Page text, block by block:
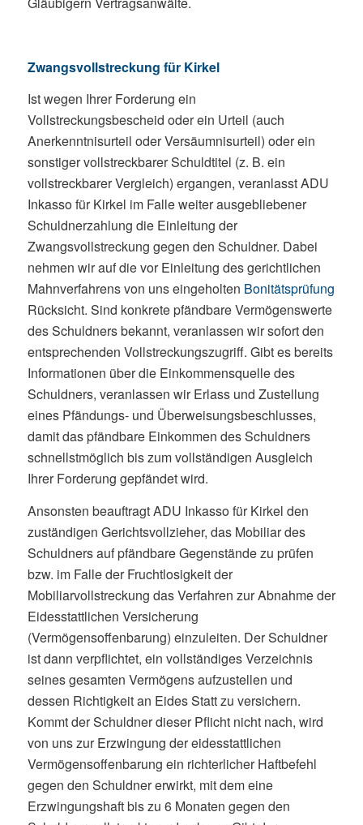
Zwangsvollstreckung für Kirkel
Ist wegen Ihrer Forderung ein
Vollstreckungsbescheid oder ein Urteil (auch
Anerkenntnisurteil oder Versäumnisurteil) oder ein
sonstiger vollstreckbarer Schuldtitel (z. B. ein
vollstreckbarer Vergleich) ergangen, veranlasst ADU
Inkasso für Kirkel im Falle weiter ausgebliebener
Schuldnerzahlung die Einleitung der
Zwangsvollstreckung gegen den Schuldner. Dabei
nehmen wir auf die vor Einleitung des gerichtlichen
Mahnverfahrens von uns eingeholten Bonitätsprüfung
Rücksicht. Sind konkrete pfändbare Vermögenswerte
des Schuldners bekannt, veranlassen wir sofort den
entsprechenden Vollstreckungszugriff. Gibt es bereits
Informationen über die Einkommensquelle des
Schuldners, veranlassen wir Erlass und Zustellung
eines Pfändungs- und Überweisungsbeschlusses,
damit das pfändbare Einkommen des Schuldners
schnellstmöglich bis zum vollständigen Ausgleich
Ihrer Forderung gepfändet wird.
Ansonsten beauftragt ADU Inkasso für Kirkel den
zuständigen Gerichtsvollzieher, das Mobiliar des
Schuldners auf pfändbare Gegenstände zu prüfen
bzw. im Falle der Fruchtlosigkeit der
Mobiliarvollstreckung das Verfahren zur Abnahme der
Eidesstattlichen Versicherung
(Vermögensoffenbarung) einzuleiten. Der Schuldner
ist dann verpflichtet, ein vollständiges Verzeichnis
seines gesamten Vermögens aufzustellen und
dessen Richtigkeit an Eides Statt zu versichern.
Kommt der Schuldner dieser Pflicht nicht nach, wird
von uns zur Erzwingung der eidesstattlichen
Vermögensoffenbarung ein richterlicher Haftbefehl
gegen den Schuldner erwirkt, mit dem eine
Erzwingungshaft bis zu 6 Monaten gegen den